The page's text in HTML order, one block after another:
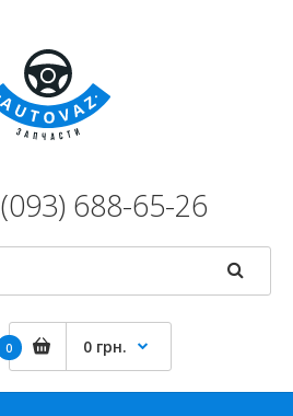
(093) 688-65-26
0 0 грн.